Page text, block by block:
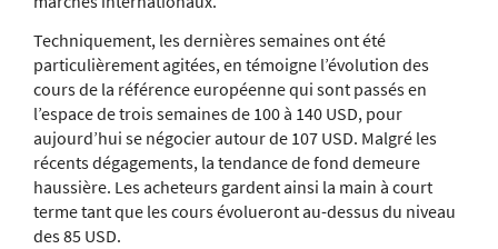
Techniquement, les dernières semaines ont été
particulièrement agitées, en témoigne l’évolution des
cours de la référence européenne qui sont passés en
l’espace de trois semaines de 100 à 140 USD, pour
aujourd’hui se négocier autour de 107 USD. Malgré les
récents dégagements, la tendance de fond demeure
haussière. Les acheteurs gardent ainsi la main à court
terme tant que les cours évolueront au-dessus du niveau
des 85 USD.